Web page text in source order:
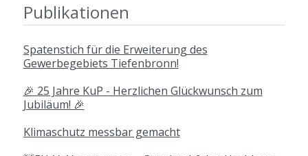
Publikationen
Spatenstich für die Erweiterung des
Gewerbegebiets Tiefenbronn!
🎉 25 Jahre KuP - Herzlichen Glückwunsch zum
Jubiläum! 🎉
Klimaschutz messbar gemacht